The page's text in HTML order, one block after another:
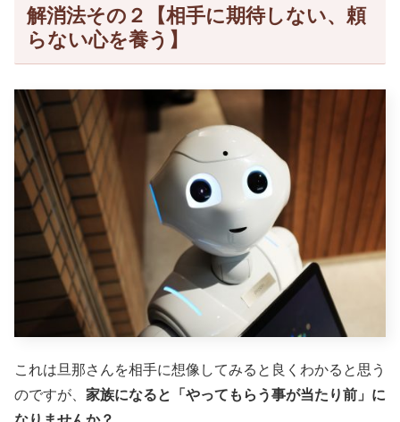
解消法その２【相手に期待しない、頼
らない心を養う】
これは旦那さんを相手に想像してみると良くわかると思う
のですが、 家族になると「やってもらう事が当たり前」に